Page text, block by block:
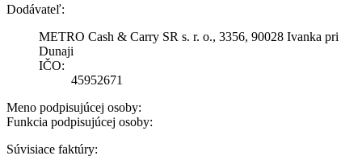
Dodávateľ:
METRO Cash & Carry SR s. r. o., 3356, 90028 Ivanka pri
Dunaji
IČO:
45952671
Meno podpisujúcej osoby:
Funkcia podpisujúcej osoby:
Súvisiace faktúry: